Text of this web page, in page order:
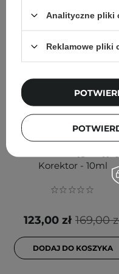
PROMOCJA
Erborian - Super BB
Concealer Au
Korektor - 10ml
169,00
123,00 zł
DODAJ DO KOSZYKA
Analityczne pliki
Reklamowe pliki